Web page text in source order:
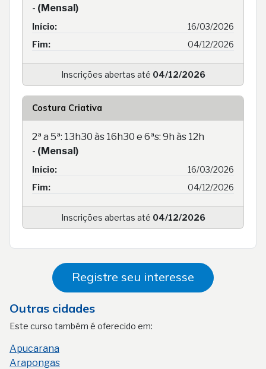
- (Mensal)
Início:
16/03/2026
Fim:
04/12/2026
Inscrições abertas até 04/12/2026
Costura Criativa
2ª a 5ª: 13h30 às 16h30 e 6ªs: 9h às 12h
- (Mensal)
Início:
16/03/2026
Fim:
04/12/2026
Inscrições abertas até 04/12/2026
Registre seu interesse
Outras cidades
Este curso também é oferecido em:
Apucarana
Arapongas